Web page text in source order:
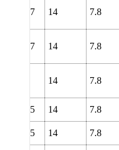
139.7 14 7.8
139.7 14 7.8
14 7.8
139.5 14 7.8
139.5 14 7.8